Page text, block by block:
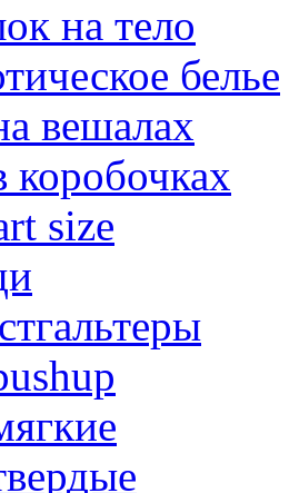
на тело
белье
вешалах
коробочках
size